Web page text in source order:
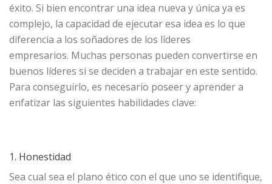
éxito. Si bien encontrar una idea nueva y única ya es
complejo, la capacidad de ejecutar esa idea es lo que
diferencia a los soñadores de los líderes
empresarios. Muchas personas pueden convertirse en
buenos líderes si se deciden a trabajar en este sentido.
Para conseguirlo, es necesario poseer y aprender a
enfatizar las siguientes habilidades clave:
1. Honestidad
Sea cual sea el plano ético con el que uno se identifique,